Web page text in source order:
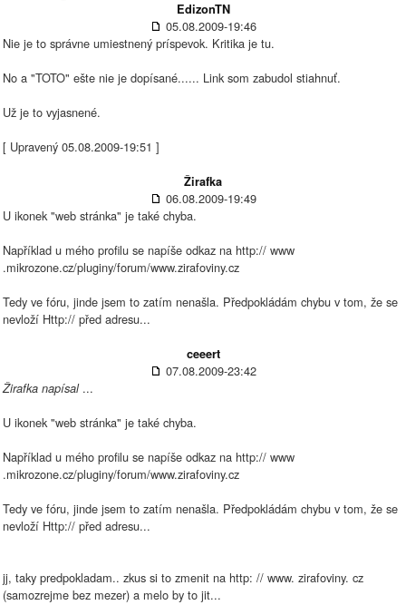
EdizonTN
05.08.2009-19:46
Nie je to správne umiestnený príspevok. Kritika je tu.
No a "TOTO" ešte nie je dopísané...... Link som zabudol stiahnuť.
Už je to vyjasnené.
[ Upravený 05.08.2009-19:51 ]
Žirafka
06.08.2009-19:49
U ikonek "web stránka" je také chyba.
Například u mého profilu se napíše odkaz na http:// www
.mikrozone.cz/pluginy/forum/www.zirafoviny.cz
Tedy ve fóru, jinde jsem to zatím nenašla. Předpokládám chybu v tom, že se
nevloží Http:// před adresu...
ceeert
07.08.2009-23:42
Žirafka napísal...
U ikonek "web stránka" je také chyba.
Například u mého profilu se napíše odkaz na http:// www
.mikrozone.cz/pluginy/forum/www.zirafoviny.cz
Tedy ve fóru, jinde jsem to zatím nenašla. Předpokládám chybu v tom, že se
nevloží Http:// před adresu...
jj, taky predpokladam.. zkus si to zmenit na http: // www. zirafoviny. cz
(samozrejme bez mezer) a melo by to jit...